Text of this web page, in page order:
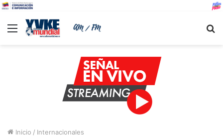
Menu
Inicio / Internacionales